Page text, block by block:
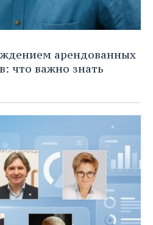
арендованных
что важно знать